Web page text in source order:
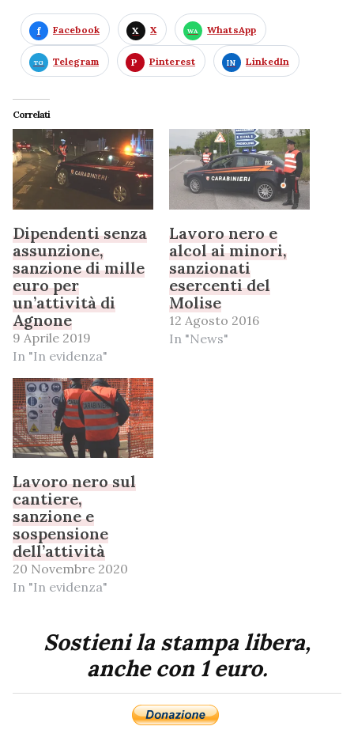
Facebook X WhatsApp
Telegram Pinterest LinkedIn
Correlati
Dipendenti senza
assunzione,
sanzione di mille
euro per
un’attività di
Agnone
9 Aprile 2019
In "In evidenza"
Lavoro nero e
alcol ai minori,
sanzionati
esercenti del
Molise
12 Agosto 2016
In "News"
Lavoro nero sul
cantiere,
sanzione e
sospensione
dell’attività
20 Novembre 2020
In "In evidenza"
Sostieni la stampa libera,
anche con 1 euro.